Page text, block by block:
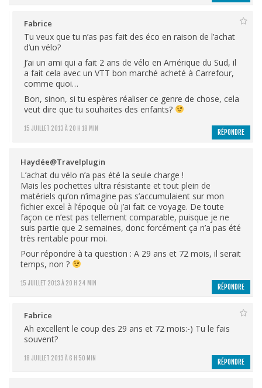
Fabrice
15 JUILLET 2013 À 20 H 18 MIN
Tu veux que tu n’as pas fait des éco en raison de l’achat
d’un vélo?
J’ai un ami qui a fait 2 ans de vélo en Amérique du Sud, il
a fait cela avec un VTT bon marché acheté à Carrefour,
comme quoi…
Bon, sinon, si tu espères réaliser ce genre de chose, cela
veut dire que tu souhaites des enfants?
RÉPONDRE
Haydée@Travelplugin
15 JUILLET 2013 À 20 H 24 MIN
L’achat du vélo n’a pas été la seule charge !
Mais les pochettes ultra résistante et tout plein de
matériels qu’on n’imagine pas s’accumulaient sur mon
fichier excel à l’époque où j’ai fait ce voyage. De toute
façon ce n’est pas tellement comparable, puisque je ne
suis partie que 2 semaines, donc forcément ça n’a pas été
très rentable pour moi.
Pour répondre à ta question : A 29 ans et 72 mois, il serait
temps, non ?
RÉPONDRE
Fabrice
18 JUILLET 2013 À 6 H 50 MIN
Ah excellent le coup des 29 ans et 72 mois:-) Tu le fais
souvent?
RÉPONDRE